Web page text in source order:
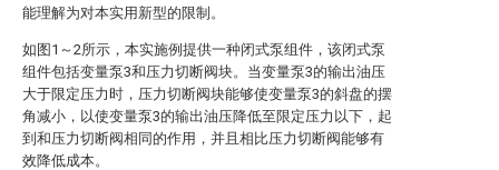
能理解为对本实用新型的限制。
如图1～2所示，本实施例提供一种闭式泵组件，该闭式泵
组件包括变量泵3和压力切断阀块。当变量泵3的输出油压
大于限定压力时，压力切断阀块能够使变量泵3的斜盘的摆
角减小，以使变量泵3的输出油压降低至限定压力以下，起
到和压力切断阀相同的作用，并且相比压力切断阀能够有
效降低成本。